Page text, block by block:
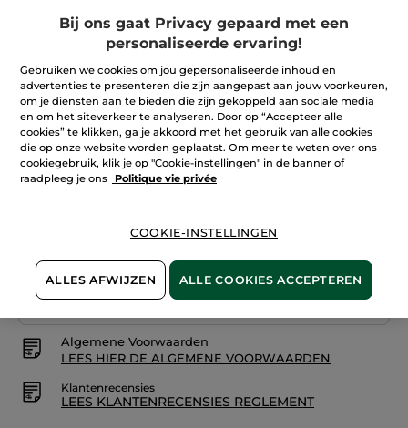
2309SEP-MAINGIFT-BIS
2309SEP-MAINGIFT-BIS
★★★★★
★★★★★
Geen
beoordelingswaarde
voor
REVIEW TOEVOEGEN
Aantal
NIET OP VOORRAAD
Veilige betaling
Niet tevreden? Geld terug!
Algemene Voorwaarden
LEES HIER DE ALGEMENE VOORWAARDEN
Klantenrecensies
LEES KLANTENRECENSIES REGLEMENT
Bij ons gaat Privacy gepaard met een
personaliseerde ervaring!
Gebruiken we cookies om jou gepersonaliseerde inhoud en
advertenties te presenteren die zijn aangepast aan jouw voorkeuren,
om je diensten aan te bieden die zijn gekoppeld aan sociale media
en om het siteverkeer te analyseren. Door op “Accepteer alle
cookies” te klikken, ga je akkoord met het gebruik van alle cookies
die op onze website worden geplaatst. Om meer te weten over ons
cookiegebruik, klik je op "Cookie-instellingen" in de banner of
raadpleeg je ons
Politique vie privée
COOKIE-INSTELLINGEN
ALLES AFWIJZEN ALLE COOKIES ACCEPTEREN